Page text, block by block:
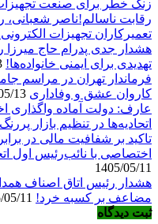
زنگ خطر برای صنعت
رقابت ناسالم!ناصر شعبانی،
تعمیرکاران تجهیزات
هشدار جدی پدرام حاج میرزا
تهدیدی برای ایمنی خانواده‌ها!
فرماندار تهران در مراسم
کاروان عشق و وفاداری
عارف: دولت آماده واگذاری
اتحادیه‌ها در تنظیم بازار
تاکید بر شفافیت مالی در
اختصاصی با نائب‌رئیس اول
1405/05/11
هشدار رئیس اتاق اصناف
مضاعف بر کسبه خرد!
ثبت دیدگاه